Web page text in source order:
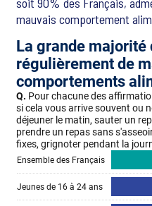
mauvais comportement